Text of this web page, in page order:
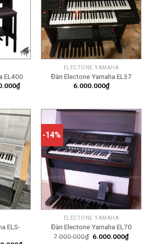
EL400
₫Giá
5.500.000₫.
ELECTONE YAMAHA
Đàn Electone Yamaha EL37
6.000.000₫
ELS-
-14%
ELECTONE YAMAHA
Đàn Electone Yamaha EL70
7.000.000₫ Giá
6.000.000₫Giá